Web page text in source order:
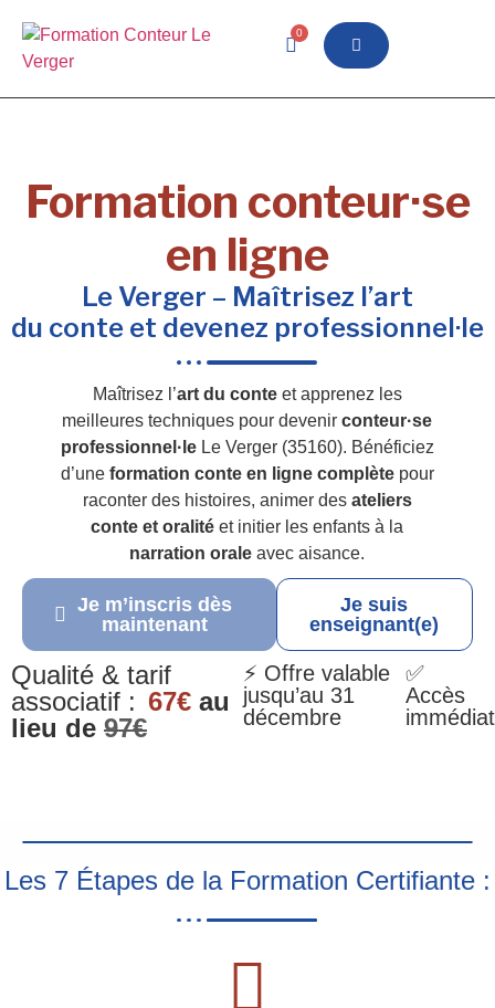
0
Formation conteur·se
en ligne
Le Verger – Maîtrisez l’art
du conte et devenez professionnel·le
Maîtrisez l’art du conteet apprenez les
meilleures techniques pour devenirconteur·se
professionnel·leLe Verger (35160). Bénéficiez
d’une formation conte en ligne complètepour
raconter des histoires, animer des ateliers
conte et oralité et initier les enfants à la
narration orale avec aisance.
Je m’inscris dès
maintenant
Je suis
enseignant(e)
Qualité & tarif
associatif : 67€ au
lieu de 97€
⚡ Offre valable
jusqu’au 31
décembre
✅
Accès
immédiat
Les 7 Étapes de la Formation Certifiante :